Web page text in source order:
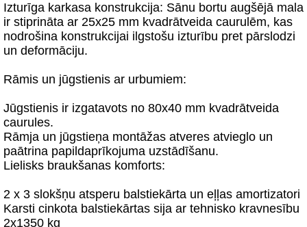
Izturīga karkasa konstrukcija: Sānu bortu augšējā mala
ir stiprināta ar 25x25 mm kvadrātveida caurulēm, kas
nodrošina konstrukcijai ilgstošu izturību pret pārslodzi
un deformāciju.
Rāmis un jūgstienis ar urbumiem:
Jūgstienis ir izgatavots no 80x40 mm kvadrātveida
caurules.
Rāmja un jūgstieņa montāžas atveres atvieglo un
paātrina papildaprīkojuma uzstādīšanu.
Lielisks braukšanas komforts:
2 x 3 slokšņu atsperu balstiekārta un eļļas amortizatori
Karsti cinkota balstiekārtas sija ar tehnisko kravnesību
2x1350 kg